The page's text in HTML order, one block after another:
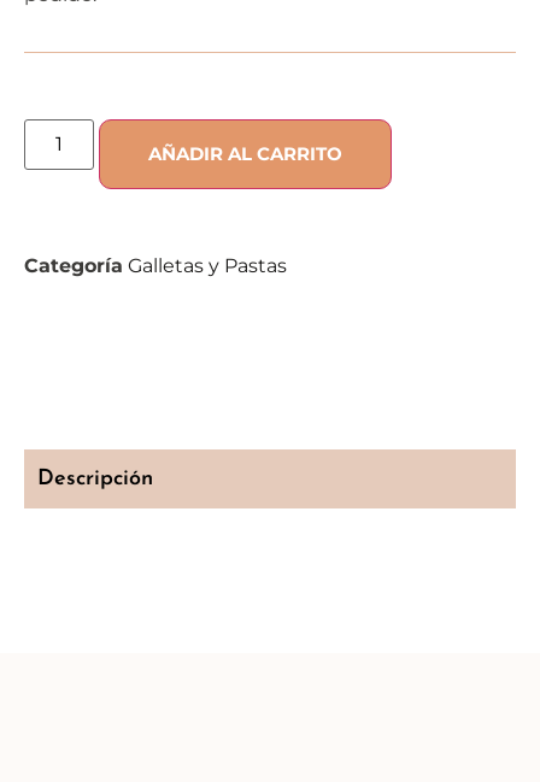
AÑADIR AL CARRITO
Categoría Galletas y Pastas
Descripción